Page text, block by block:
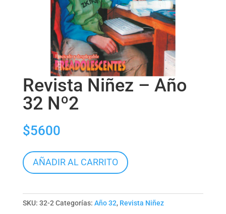
Revista Niñez – Año
32 Nº2
$5600
Revista
Niñez
Año
32
AÑADIR AL CARRITO
SKU: 32-2 Categorías: Año 32, Revista Niñez